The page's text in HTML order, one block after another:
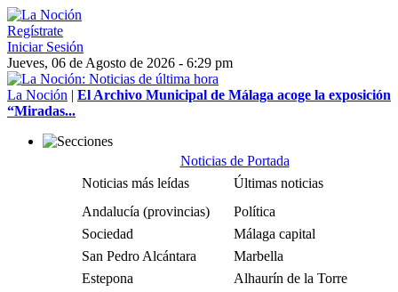
Regístrate
Iniciar Sesión
Jueves, 06 de Agosto de 2026 - 6:29 pm
La Noción | El Archivo Municipal de Málaga acoge la exposición
“Miradas...
Noticias de Portada
Noticias más leídas
Últimas noticias
Andalucía (provincias)
Política
Sociedad
Málaga capital
San Pedro Alcántara
Marbella
Estepona
Alhaurín de la Torre